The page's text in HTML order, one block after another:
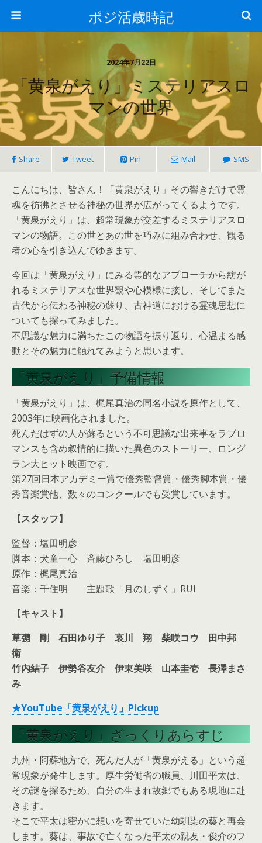
ポジ活歳時記
2024年7月22日
「黄泉がえり」ミステリアスロ
マンの世界
Share Tweet Pin Mail SMS
こんにちは、皆さん！「黄泉がえり」その響きだけで霊
魂を彷彿とさせる神秘の世界が広がってくるようです。
「黄泉がえり」は、超常現象が交差するミステリアスロ
マンの物語。この世とあの世を巧みに組み合わせ、観る
者の心を引き込んでゆきます。
今回は「黄泉がえり」にみる霊的なアプローチから紡が
れるミステリアスな世界観や心模様に接し、そしてまた
古代から伝わる神秘の蘇り、古神道における霊魂思想に
ついても探ってみました。
不思議な魅力に満ちたこの物語を振り返り、心温まる感
動とその魅力に触れてみようと思います。
「黄泉がえり」予備情報
「黄泉がえり」は、梶尾真治の同名小説を原作として、
2003年に映画化されました。
死んだはずの人が蘇るという不可思議な出来事をラブロ
マンスも含め叙情的に描いた異色のストーリー、ロング
ラン大ヒット映画です。
第27回日本アカデミー賞で優秀監督賞・優秀脚本賞・優
秀音楽賞他、数々のコンクールでも受賞しています。
【スタッフ】
監督：塩田明彦
脚本：犬童一心 斉藤ひろし 塩田明彦
原作：梶尾真治
音楽：千住明 主題歌「月のしずく」RUI
【キャスト】
草彅 剛 石田ゆり子 哀川 翔 柴咲コウ 田中邦
衛
竹内結子 伊勢谷友介 伊東美咲 山本圭壱 長澤まさ
み
★YouTube「黄泉がえり」Pickup
「黄泉がえり」ざっくりあらすじ
九州・阿蘇地方で、死んだ人が「黄泉がえる」という超
常現象が発生します。厚生労働省の職員、川田平太は、
その謎を探るため、自分の生まれ故郷でもある現地に赴
きます。
そこで平太は密かに想いを寄せていた幼馴染の葵と再会
します。葵は、事故で亡くなった平太の親友・俊介のフ